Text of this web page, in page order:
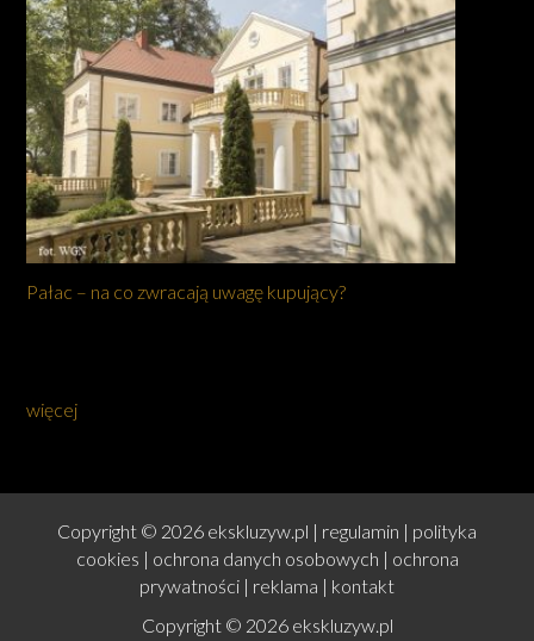
Pałac – na co zwracają uwagę kupujący?
więcej
Copyright © 2026 ekskluzyw.pl | regulamin | polityka
cookies | ochrona danych osobowych | ochrona
prywatności | reklama | kontakt
Copyright © 2026 ekskluzyw.pl